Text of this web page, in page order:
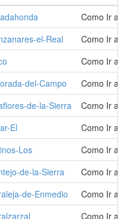
Como Ir a
el-Real
Como Ir a
Como Ir a
del-Campo
Como Ir a
de-la-Sierra
Como Ir a
El
Como Ir a
Los
Como Ir a
de-la-Sierra
Como Ir a
de-Enmedio
Como Ir a
Como Ir a